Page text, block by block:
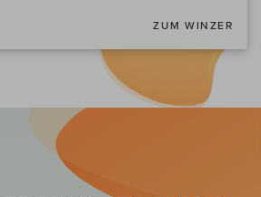
ZUM WINZER